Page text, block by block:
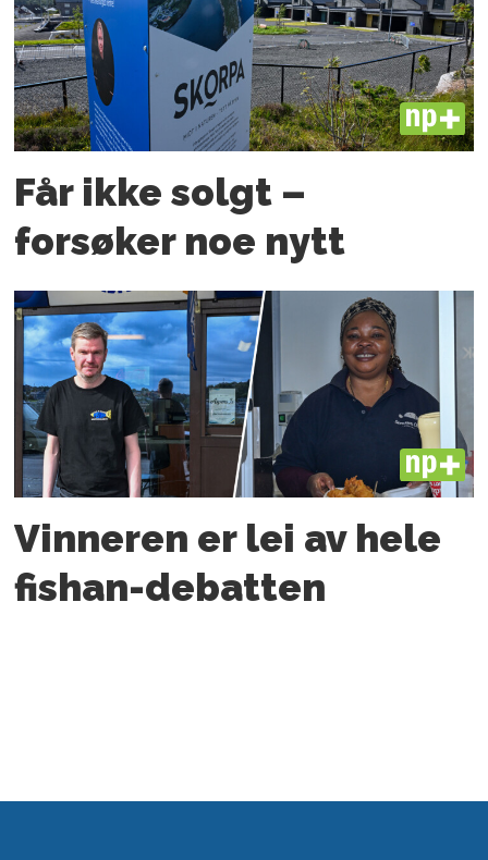
PLUS
Får ikke solgt –
forsøker noe nytt
PLUS
Vinneren er lei av hele
fishan-debatten